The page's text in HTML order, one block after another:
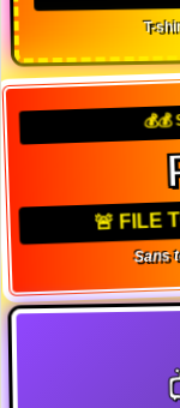
T-
💰💰
🚨 FILE
Sans